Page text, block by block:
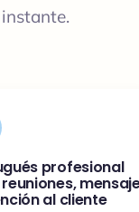
profesional
al cliente